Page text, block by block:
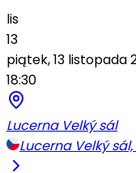
lis
13
piątek, 13 listopada
18:30
Lucerna Velký sál
Lucerna Velký